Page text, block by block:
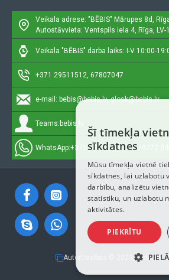
Veikala adrese: "BĒBIS" Mārupes 8d,
Autostāvvieta: Ventspils iela 4, Rīga, LV-
Veikala "BĒBIS" darba laiks: I-V 10:00-
+371 29511512, 67807047
e-mail: bebis@bebis.lv, glosk@bebis.lv
Teams: bebis.lv
WhatsApp:+371 29511512, 20579272
Autortiesības © 2023, Bebis.lv,
Šī tīmekļa
sīkdatnes
Mūsu tīmekļa vietnē
sīkdatnes, lai uzlabotu
darbību, analizētu
statistiku, un uzlabotu
aktivitātes.
PIEKRĪTU